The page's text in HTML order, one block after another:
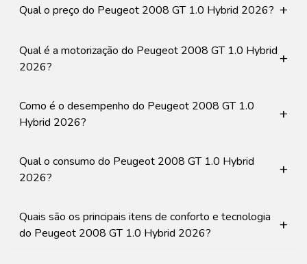
Qual o preço do Peugeot 2008 GT 1.0 Hybrid 2026? +
Qual é a motorização do Peugeot 2008 GT 1.0 Hybrid
2026?
+
Como é o desempenho do Peugeot 2008 GT 1.0
Hybrid 2026?
+
Qual o consumo do Peugeot 2008 GT 1.0 Hybrid
2026?
+
Quais são os principais itens de conforto e tecnologia
do Peugeot 2008 GT 1.0 Hybrid 2026?
+